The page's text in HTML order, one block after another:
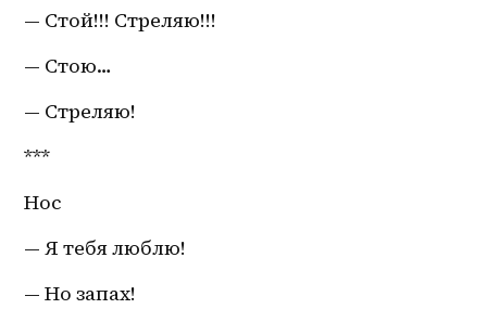
— Стой!!! Стреляю!!!
— Стою…
— Стреляю!
***
Нос
— Я тебя люблю!
— Но запах!